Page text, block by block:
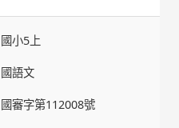
國小5上
國語文
國審字第112008號